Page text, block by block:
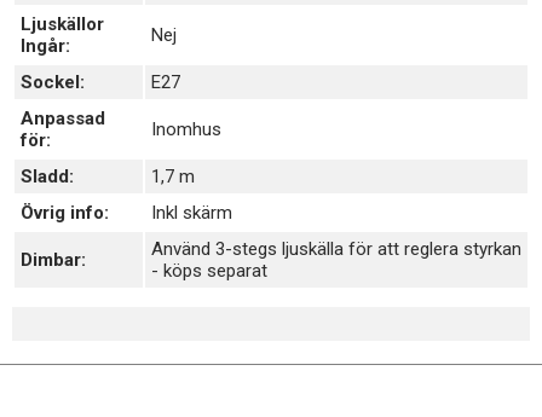
Ljuskällor
Ingår:
Nej
Sockel:
E27
Anpassad
för:
Inomhus
Sladd:
1,7 m
Övrig info:
Inkl skärm
Dimbar:
Använd 3-stegs ljuskälla för att reglera styrkan
- köps separat